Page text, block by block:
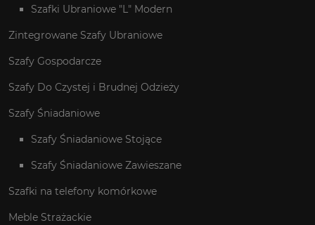
Szafki Ubraniowe "L" Modern
Zintegrowane Szafy Ubraniowe
Szafy Gospodarcze
Szafy Do Czystej i Brudnej Odzieży
Szafy Śniadaniowe
Szafy Śniadaniowe Stojące
Szafy Śniadaniowe Zawieszane
Szafki na telefony komórkowe
Meble Strażackie